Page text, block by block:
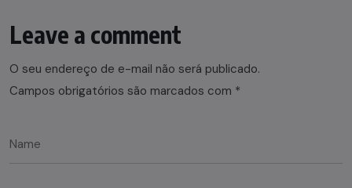
Leave a comment
O seu endereço de e-mail não será publicado.
Campos obrigatórios são marcados com *